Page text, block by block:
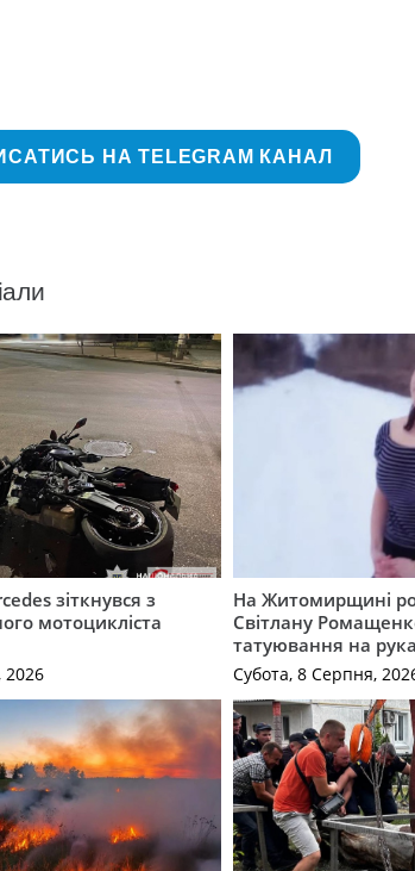
НА TELEGRAM КАНАЛ
зіткнувся з
мотоцикліста
2026
На Житомирщині
Світлану
татуювання на
Субота, 8 Серпня,